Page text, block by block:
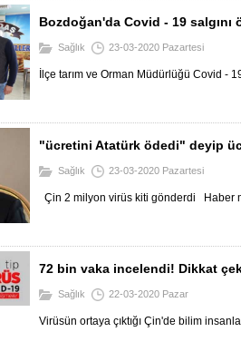
Bozdoğan'da Covid - 19 salgını
Sağlık 23-03-2020 Pazartesi
İlçe tarım ve Orman Müdürlüğü Covid -
"ücretini Atatürk ödedi" deyip
Sağlık 23-03-2020 Pazartesi
Çin 2 milyon virüs kiti gönderdi Haber
72 bin vaka incelendi! Dikkat
Sağlık 22-03-2020 Pazar
Virüsün ortaya çıktığı Çin'de bilim